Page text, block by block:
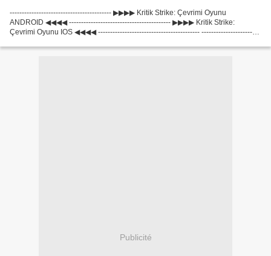
------------------------------------------ ▶▶▶▶ Kritik Strike: Çevrimi Oyunu
ANDROID ◀◀◀◀ ------------------------------------------ ▶▶▶▶ Kritik Strike:
Çevrimi Oyunu IOS ◀◀◀◀ ------------------------------------------ ------------------------
Publicité